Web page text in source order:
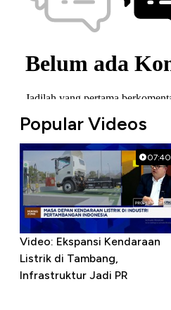
Popular Videos
07:40
Video: Ekspansi Kendaraan
Listrik di Tambang,
Infrastruktur Jadi PR